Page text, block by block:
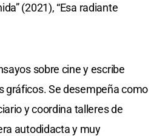
(2021), “Esa radiante
sobre cine y escribe
gráficos. Se desempeña como
y coordina talleres de
autodidacta y muy